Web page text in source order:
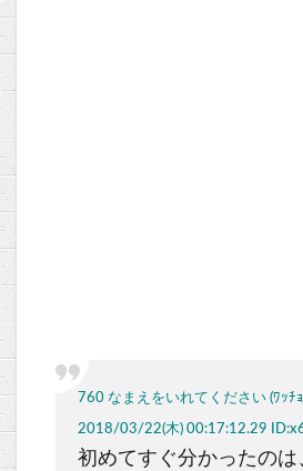
760 なまえをいれてください (ﾜｯﾁ
2018/03/22(木) 00:17:12.29
初めてすぐ分かったのは